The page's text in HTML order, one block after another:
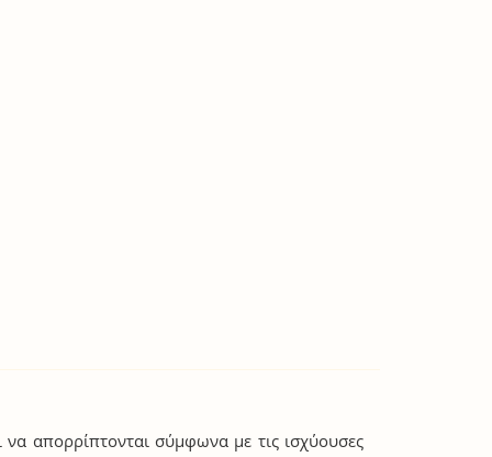
απορρίπτονται σύμφωνα με τις ισχύουσες